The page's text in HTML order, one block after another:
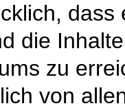
die
zu
von